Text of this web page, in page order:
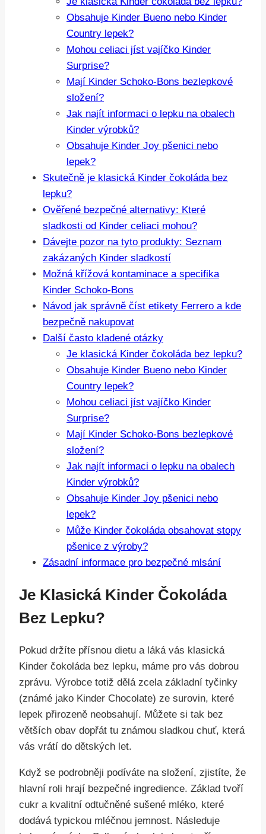
Obsahuje Kinder Bueno nebo Kinder
Country lepek?
Mohou celiaci jíst vajíčko Kinder
Surprise?
Mají Kinder Schoko-Bons bezlepkové
složení?
Jak najít informaci o lepku na obalech
Kinder výrobků?
Obsahuje Kinder Joy pšenici nebo
lepek?
Skutečně je klasická Kinder čokoláda bez
lepku?
Ověřené bezpečné alternativy: Které
sladkosti od Kinder celiaci mohou?
Dávejte pozor na tyto produkty: Seznam
zakázaných Kinder sladkostí
Možná křížová kontaminace a specifika
Kinder Schoko-Bons
Návod jak správně číst etikety Ferrero a kde
bezpečně nakupovat
Další často kladené otázky
Je klasická Kinder čokoláda bez lepku?
Obsahuje Kinder Bueno nebo Kinder
Country lepek?
Mohou celiaci jíst vajíčko Kinder
Surprise?
Mají Kinder Schoko-Bons bezlepkové
složení?
Jak najít informaci o lepku na obalech
Kinder výrobků?
Obsahuje Kinder Joy pšenici nebo
lepek?
Může Kinder čokoláda obsahovat stopy
pšenice z výroby?
Zásadní informace pro bezpečné mlsání
Je Klasická Kinder Čokoláda
Bez Lepku?
Pokud držíte přísnou dietu a láká vás klasická
Kinder čokoláda bez lepku, máme pro vás dobrou
zprávu. Výrobce totiž dělá zcela základní tyčinky
(známé jako Kinder Chocolate) ze surovin, které
lepek přirozeně neobsahují. Můžete si tak bez
větších obav dopřát tu známou sladkou chuť, která
vás vrátí do dětských let.
Když se podrobněji podíváte na složení, zjistíte, že
hlavní roli hrají bezpečné ingredience. Základ tvoří
cukr a kvalitní odtučněné sušené mléko, které
dodává typickou mléčnou jemnost. Následuje